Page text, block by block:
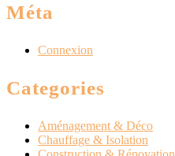
Méta
Connexion
Categories
Aménagement & Déco
Chauffage & Isolation